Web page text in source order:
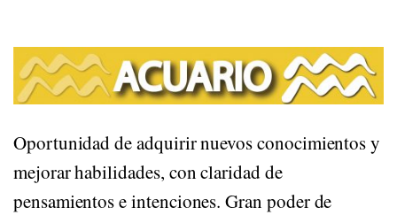
Oportunidad de adquirir nuevos conocimientos y
mejorar habilidades, con claridad de
pensamientos e intenciones. Gran poder de